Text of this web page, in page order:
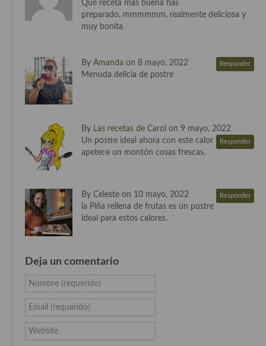
Cocina Asturiana
Cocina Canaria
Cocina Castellana
Cocina Castilla – La Mancha
Cocina Catalana
Cocina Extremeña
Cocina Madrileña
Cocina Murciana
Cocina Valenciana
Cocina Vasca
Cocina Europea
Qué receta más buena has
preparado, mmmmmm, realmente deliciosa y
muy bonita
By Amanda on 8 mayo, 2022 Responder
Menuda delicia de postre
By Las recetas de Carol on 9 mayo, 2022
Responder
Un postte ideal ahora con este calor
apetece un montón cosas frescas.
By Celeste on 10 mayo, 2022 Responder
la Piña rellena de frutas es un postre
ideal para estos calores.
Deja un comentario
Nombre (requerido)
Email (requerido)
Website